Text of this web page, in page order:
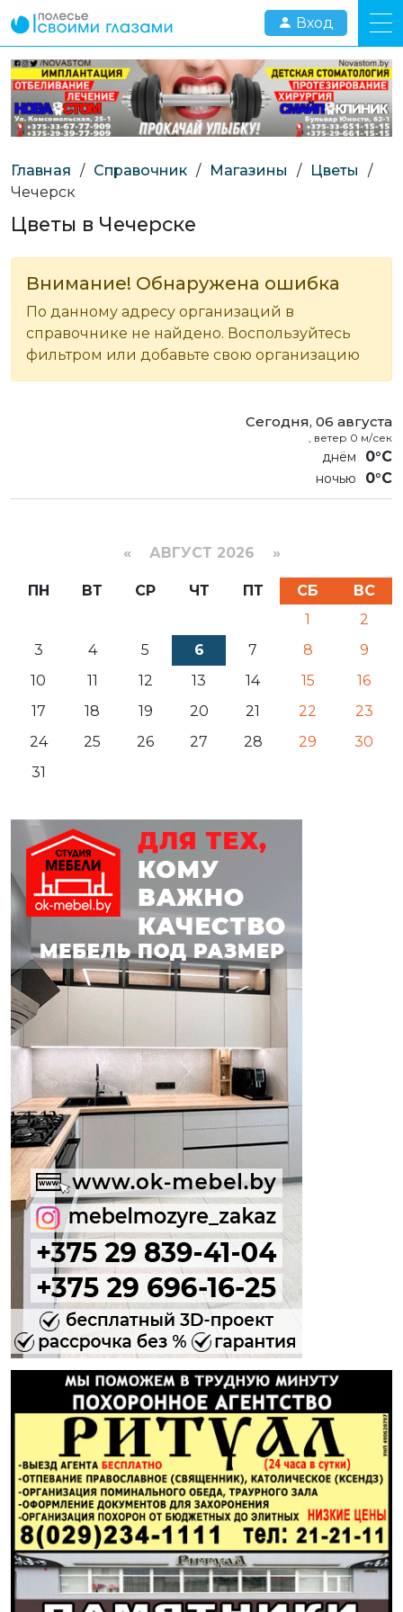
Вход
Главная / Справочник / Магазины / Цветы
/
Чечерск
Цветы в Чечерске
Внимание! Обнаружена ошибка
По данному адресу организаций в
справочнике не найдено. Воспользуйтесь
фильтром или добавьте свою организацию
Сегодня, 06 августа
, ветер 0 м/сек
0°C
0°C
« АВГУСТ 2026 »
ПН ВТ СР ЧТ ПТ СБ
ВС
1
2
3
4 5 6 7 8
9
10
11 12 13 14 15
16
17
18 19 20 21 22
23
24
25 26 27 28 29
30
31